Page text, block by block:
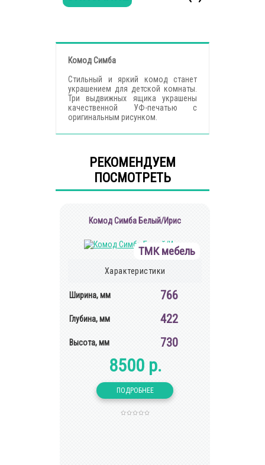
Комод Симба
Стильный и яркий комод станет
украшением для детской комнаты.
Три выдвижных ящика украшены
качественной УФ-печатью с
оригинальным рисунком.
РЕКОМЕНДУЕМ
ПОСМОТРЕТЬ
Комод Симба Белый/Ирис
ТМК мебель
Характеристики
Ширина, мм 766
Глубина, мм 422
Высота, мм 730
8500 р.